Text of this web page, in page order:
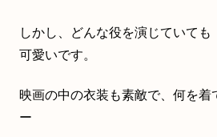
しかし、どんな役を演じていても
可愛いです。
映画の中の衣装も素敵で、何を着
ー